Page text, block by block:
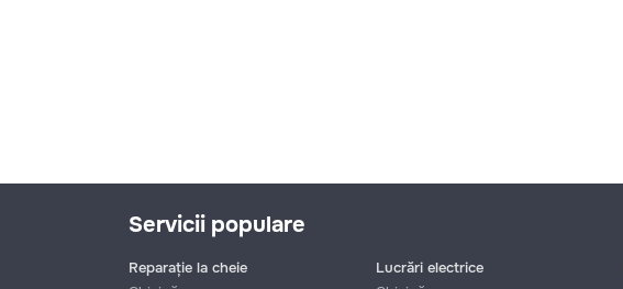
Servicii populare
Reparație la cheie
Lucrări electrice